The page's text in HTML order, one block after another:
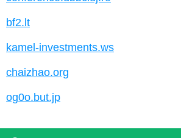
bf2.lt
kamel-investments.ws
chaizhao.org
og0o.but.jp